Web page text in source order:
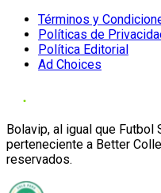
Términos y
Políticas de
Política Editorial
Ad Choices
Bolavip, al igual que Futbol
perteneciente a Better
reservados.